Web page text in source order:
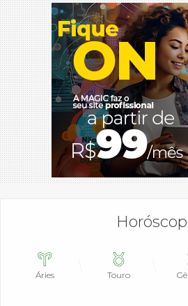
Áries Touro